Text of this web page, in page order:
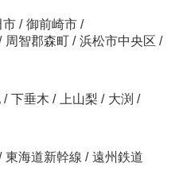
市 / 御前崎市 /
周智郡森町 / 浜松市中央区 /
/ 下垂木 / 上山梨 / 大渕 /
東海道新幹線 / 遠州鉄道